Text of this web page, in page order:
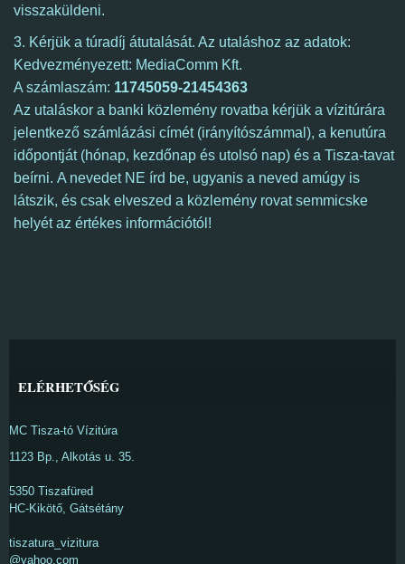
visszaküldeni.
3. Kérjük a túradíj átutalását. Az utaláshoz az adatok:
Kedvezményezett: MediaComm Kft.
A számlaszám: 11745059-21454363
Az utaláskor a banki közlemény rovatba kérjük a vízitúrára
jelentkező számlázási címét (irányítószámmal), a kenutúra
időpontját (hónap, kezdőnap és utolsó nap) és a Tisza-tavat
beírni. A nevedet NE írd be, ugyanis a neved amúgy is
látszik, és csak elveszed a közlemény rovat semmicske
helyét az értékes információtól!
ELÉRHETŐSÉG
MC Tisza-tó Vízitúra
1123 Bp., Alkotás u. 35.
5350 Tiszafüred
HC-Kikötő, Gátsétány
tiszatura_vizitura
@yahoo.com